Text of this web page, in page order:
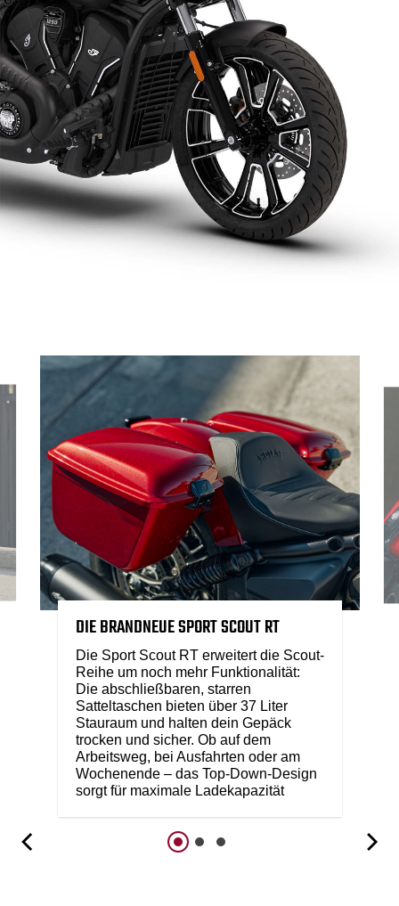
DIE BRANDNEUE SPORT SCOUT RT
Die Sport Scout RT erweitert die Scout-
Reihe um noch mehr Funktionalität:
Die abschließbaren, starren
Satteltaschen bieten über 37 Liter
Stauraum und halten dein Gepäck
trocken und sicher. Ob auf dem
Arbeitsweg, bei Ausfahrten oder am
Wochenende – das Top-Down-Design
sorgt für maximale Ladekapazität